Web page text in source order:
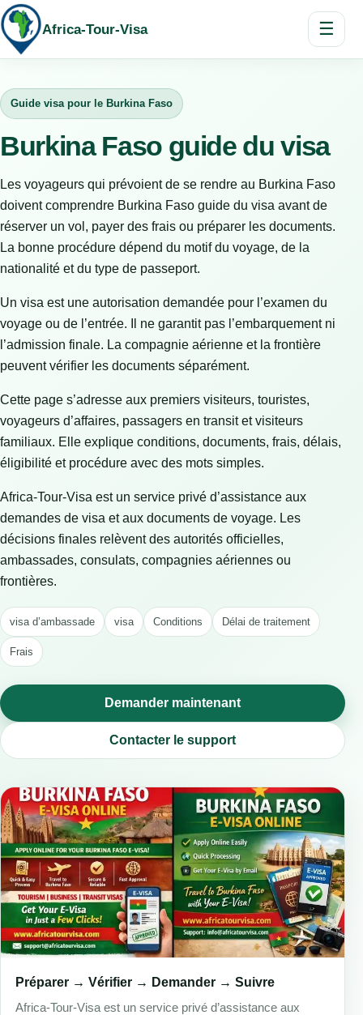
Africa-Tour-Visa ☰
Guide visa pour le Burkina Faso
Burkina Faso guide du visa
Les voyageurs qui prévoient de se rendre au Burkina Faso
doivent comprendre Burkina Faso guide du visa avant de
réserver un vol, payer des frais ou préparer les documents.
La bonne procédure dépend du motif du voyage, de la
nationalité et du type de passeport.
Un visa est une autorisation demandée pour l’examen du
voyage ou de l’entrée. Il ne garantit pas l’embarquement ni
l’admission finale. La compagnie aérienne et la frontière
peuvent vérifier les documents séparément.
Cette page s’adresse aux premiers visiteurs, touristes,
voyageurs d’affaires, passagers en transit et visiteurs
familiaux. Elle explique conditions, documents, frais, délais,
éligibilité et procédure avec des mots simples.
Africa-Tour-Visa est un service privé d’assistance aux
demandes de visa et aux documents de voyage. Les
décisions finales relèvent des autorités officielles,
ambassades, consulats, compagnies aériennes ou
frontières.
visa d’ambassade visa Conditions Délai de traitement
Frais
Demander maintenant
Contacter le support
Préparer → Vérifier → Demander → Suivre
Africa-Tour-Visa est un service privé d’assistance aux